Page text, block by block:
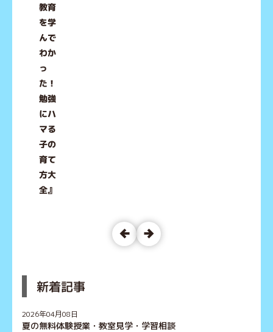
教育
を学
んで
わか
っ
た！
勉強
にハ
マる
子の
育て
方大
全』
新着記事
2026年04月08日
夏の無料体験授業・教室見学・学習相談